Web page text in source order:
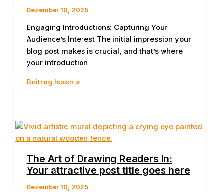
Dezember 10, 2025
Engaging Introductions: Capturing Your
Audience’s Interest The initial impression your
blog post makes is crucial, and that’s where
your introduction
Crafting
awesome
post
goes
here
Beitrag lesen »
The Art of Drawing Readers In:
Your attractive post title goes here
Dezember 10, 2025